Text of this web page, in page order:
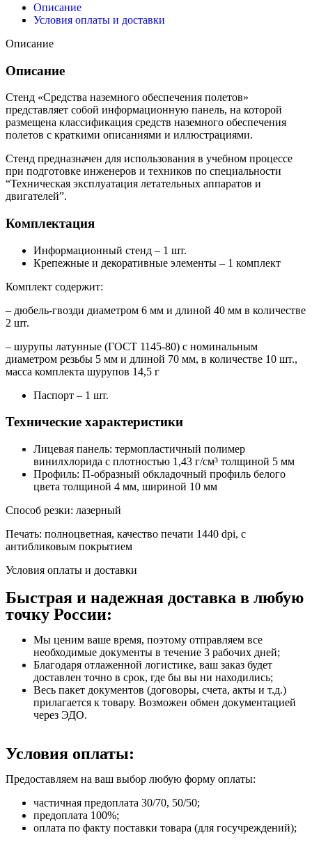
Описание
Условия оплаты и доставки
Описание
Описание
Стенд «Средства наземного обеспечения полетов»
представляет собой информационную панель, на которой
размещена классификация средств наземного обеспечения
полетов с краткими описаниями и иллюстрациями.
Стенд предназначен для использования в учебном процессе
при подготовке инженеров и техников по специальности
“Техническая эксплуатация летательных аппаратов и
двигателей”.
Комплектация
Информационный стенд – 1 шт.
Крепежные и декоративные элементы – 1 комплект
Комплект содержит:
– дюбель-гвозди диаметром 6 мм и длиной 40 мм в количестве
2 шт.
– шурупы латунные (ГОСТ 1145-80) с номинальным
диаметром резьбы 5 мм и длиной 70 мм, в количестве 10 шт.,
масса комплекта шурупов 14,5 г
Паспорт – 1 шт.
Технические характеристики
Лицевая панель: термопластичный полимер
винилхлорида с плотностью 1,43 г/см³ толщиной 5 мм
Профиль: П-образный обкладочный профиль белого
цвета толщиной 4 мм, шириной 10 мм
Способ резки: лазерный
Печать: полноцветная, качество печати 1440 dpi, с
антибликовым покрытием
Условия оплаты и доставки
Быстрая и надежная доставка в любую
точку России:
Мы ценим ваше время, поэтому отправляем все
необходимые документы в течение 3 рабочих дней;
Благодаря отлаженной логистике, ваш заказ будет
доставлен точно в срок, где бы вы ни находились;
Весь пакет документов (договоры, счета, акты и т.д.)
прилагается к товару. Возможен обмен документацией
через ЭДО.
Условия оплаты:
Предоставляем на ваш выбор любую форму оплаты:
частичная предоплата 30/70, 50/50;
предоплата 100%;
оплата по факту поставки товара (для госучреждений);